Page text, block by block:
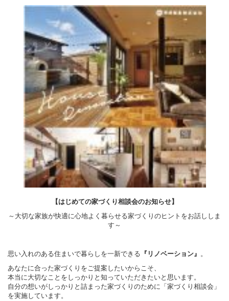
【はじめての家づくり相談会のお知らせ】
～大切な家族が快適に心地よく暮らせる家づくりのヒントをお話ししま
す～
思い入れのある住まいで暮らしを一新できる 『リノベーション』 。
あなたに合った家づくりをご提案したいからこそ、
本当に大切なことをしっかりと知っていただきたいと思います。
自分の想いがしっかりと詰まった家づくりのために「家づくり相談会」
を実施しています。